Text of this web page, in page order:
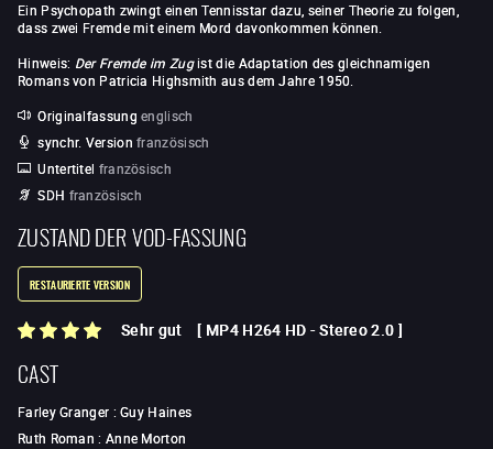
Ein Psychopath zwingt einen Tennisstar dazu, seiner Theorie zu folgen,
dass zwei Fremde mit einem Mord davonkommen können.
Hinweis: Der Fremde im Zugist die Adaptation des gleichnamigen
Romans von Patricia Highsmith aus dem Jahre 1950.
Originalfassung englisch
synchr. Version französisch
Untertitel französisch
SDH französisch
ZUSTAND DER VOD-FASSUNG
RESTAURIERTE VERSION
Sehr gut [ MP4 H264 HD -Stereo 2.0 ]
CAST
Farley Granger :Guy Haines
Ruth Roman : Anne Morton